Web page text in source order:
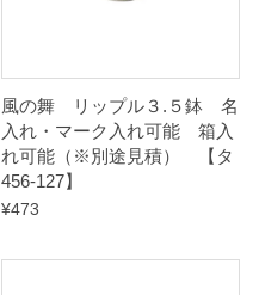
風の舞 リップル３.５鉢 名
入れ・マーク入れ可能 箱入
れ可能（※別途見積） 【タ
456-127】
¥473